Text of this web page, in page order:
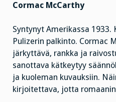
Cormac McCarthy
Syntynyt Amerikassa 1933.
Pulizerin palkinto. Cormac
järkyttävä, rankka ja
sanottava kätkeytyy
ja kuoleman kuvauksiin.
kirjoitettava, jotta